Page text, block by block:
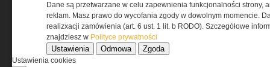
Regulamin określa zasady korzystania z portalu
www.special-ops.pl
Korzystanie z portalu jest równoznaczne
Dane są przetwarzane w celu zapewnienia funkcjonalności strony,
reklam. Masz prawo do wycofania zgody w dowolnym momencie.
realizxacji zamówienia (art. 6 ust. 1 lit. b RODO). Szczegółowe
znajdziesz w Polityce prywatności
Ustawienia Odmowa Zgoda
Ustawienia cookies